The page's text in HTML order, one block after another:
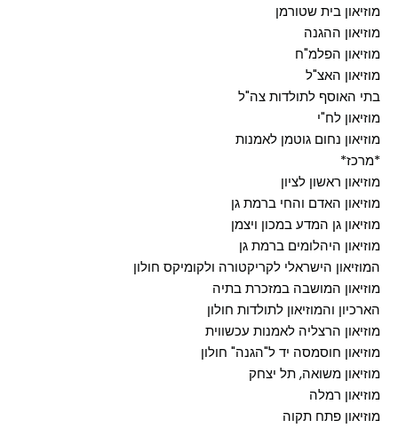
מוזיאון בית שטורמן
מוזיאון ההגנה
מוזיאון הפלמ"ח
מוזיאון האצ"ל
בתי האוסף לתולדות צה"ל
מוזיאון לח"י
מוזיאון נחום גוטמן לאמנות
*מרכז*
מוזיאון ראשון לציון
מוזיאון האדם והחי ברמת גן
מוזיאון גן המדע במכון ויצמן
מוזיאון היהלומים ברמת גן
המוזיאון הישראלי לקריקטורה ולקומיקס חולון
מוזיאון המושבה במזכרת בתיה
הארכיון והמוזיאון לתולדות חולון
מוזיאון הרצליה לאמנות עכשווית
מוזיאון חוסמסה יד ל"הגנה" חולון
מוזיאון משואה, תל יצחק
מוזיאון רמלה
מוזיאון פתח תקוה